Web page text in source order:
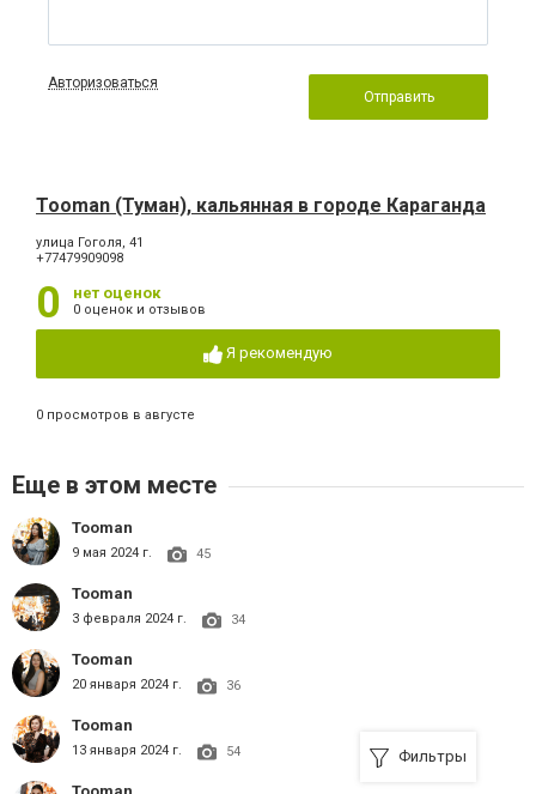
Авторизоваться
Отправить
Tooman (Туман), кальянная в городе Караганда
улица Гоголя, 41
+77479909098
0 нет оценок
0 оценок и отзывов
Я рекомендую
0 просмотров в августе
Еще в этом месте
Tooman
9 мая 2024 г. 45
Tooman
3 февраля 2024 г. 34
Tooman
20 января 2024 г. 36
Tooman
13 января 2024 г. 54 Фильтры